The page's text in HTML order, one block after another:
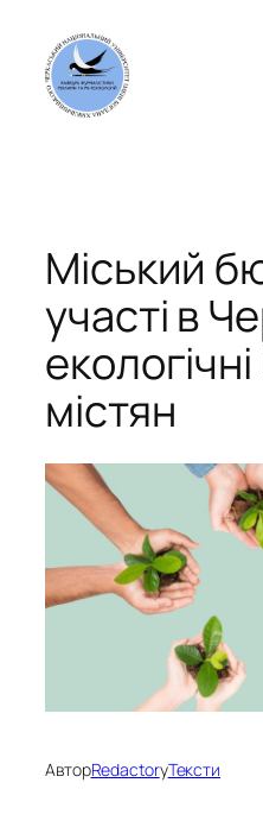
вмісту
Міський
участі в
екологічні
містян
АвторRedactorуТексти